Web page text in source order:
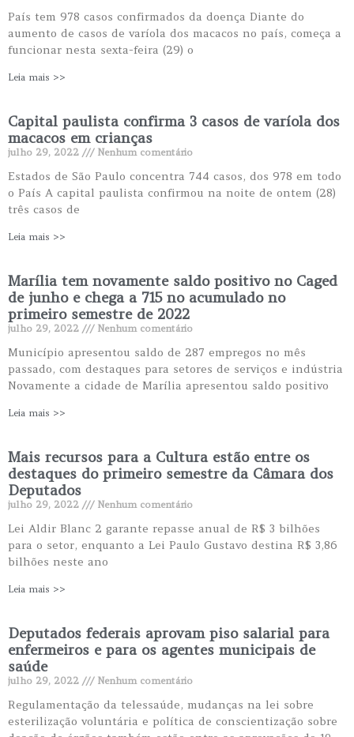
País tem 978 casos confirmados da doença Diante do
aumento de casos de varíola dos macacos no país, começa a
funcionar nesta sexta-feira (29) o
Leia mais >>
Capital paulista confirma 3 casos de varíola dos
macacos em crianças
julho 29, 2022 Nenhum comentário
Estados de São Paulo concentra 744 casos, dos 978 em todo
o País A capital paulista confirmou na noite de ontem (28)
três casos de
Leia mais >>
Marília tem novamente saldo positivo no Caged
de junho e chega a 715 no acumulado no
primeiro semestre de 2022
julho 29, 2022 Nenhum comentário
Município apresentou saldo de 287 empregos no mês
passado, com destaques para setores de serviços e indústria
Novamente a cidade de Marília apresentou saldo positivo
Leia mais >>
Mais recursos para a Cultura estão entre os
destaques do primeiro semestre da Câmara dos
Deputados
julho 29, 2022 Nenhum comentário
Lei Aldir Blanc 2 garante repasse anual de R$ 3 bilhões
para o setor, enquanto a Lei Paulo Gustavo destina R$ 3,86
bilhões neste ano
Leia mais >>
Deputados federais aprovam piso salarial para
enfermeiros e para os agentes municipais de
saúde
julho 29, 2022 Nenhum comentário
Regulamentação da telessaúde, mudanças na lei sobre
esterilização voluntária e política de conscientização sobre